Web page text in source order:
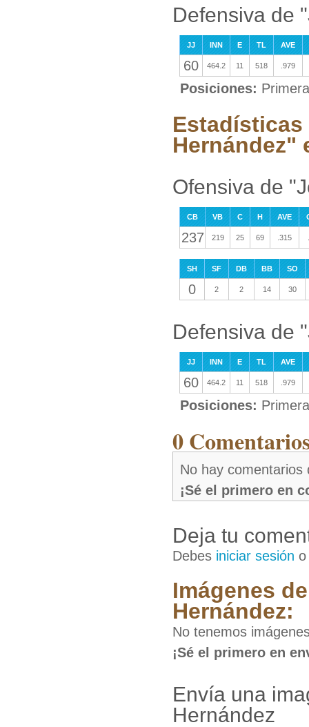
Defensiva de
JJ INN E TL AVE
60 464.2 11 518 .979
Posiciones:
Hernández"
Ofensiva de
CB VB C H AVE
237 219 25 69 .315
SH SF DB BB SO
0 2 2 14 30
Defensiva de
JJ INN E TL AVE
60 464.2 11 518 .979
Posiciones:
0
No hay comentarios
¡Sé el primero en
Deja tu
Debes iniciar sesión
Imágenes
Hernández:
No tenemos
¡Sé el primero en
Envía una
Hernández